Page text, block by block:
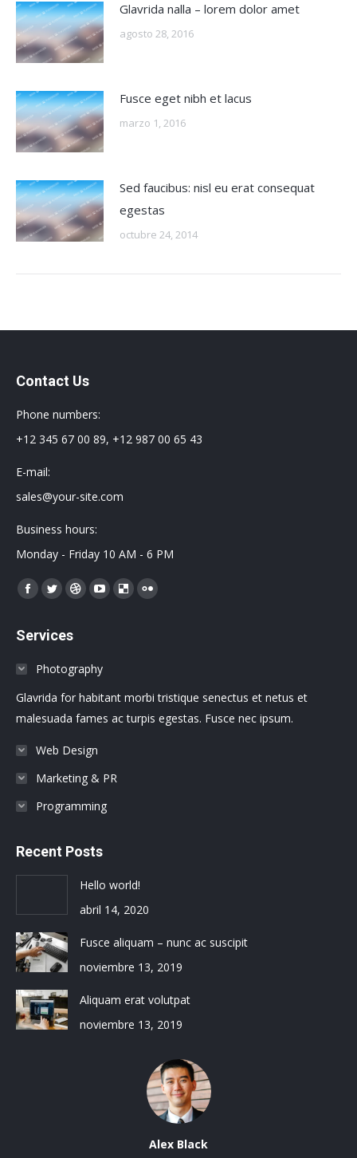
Glavrida nalla – lorem dolor amet
agosto 28, 2016
Fusce eget nibh et lacus
marzo 1, 2016
Sed faucibus: nisl eu erat consequat
egestas
octubre 24, 2014
Contact Us
Phone numbers:
+12 345 67 00 89, +12 987 00 65 43
E-mail:
sales@your-site.com
Business hours:
Monday - Friday 10 AM - 6 PM
Encuéntranos en:
Facebook
opens
window
Twitter
opens
new
window
Dribbble
new
window
YouTube
new
window
Delicious
window
Flickr
window
Services
Photography
Glavrida for habitant morbi tristique senectus et netus et
malesuada fames ac turpis egestas. Fusce nec ipsum.
Web Design
Marketing & PR
Programming
Recent Posts
Hello world!
abril 14, 2020
Fusce aliquam – nunc ac suscipit
noviembre 13, 2019
Aliquam erat volutpat
noviembre 13, 2019
Alex Black